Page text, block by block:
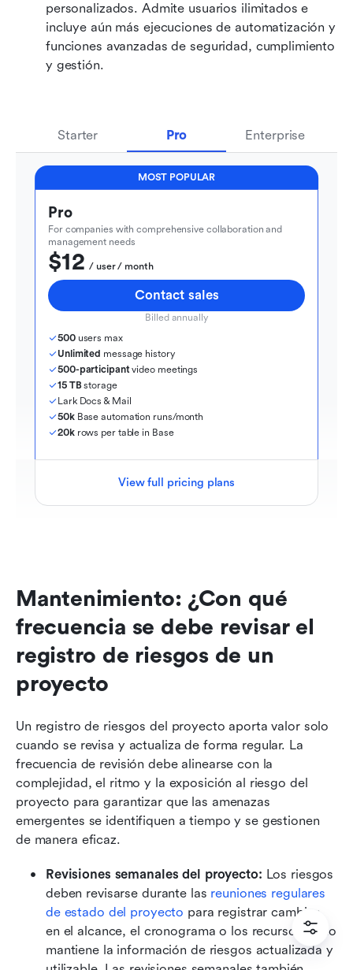
personalizados. Admite usuarios ilimitados e
incluye aún más ejecuciones de automatización y
funciones avanzadas de seguridad, cumplimiento
y gestión.
Starter Pro Enterprise
MOST POPULAR
Pro
For companies with comprehensive collaboration and
management needs
$12
  / user / month
Contact sales
Billed annually
500 users max
Unlimited message history
500-participant video meetings
15 TB storage
Lark Docs & Mail
50k Base automation runs/month
20k rows per table in Base
View full pricing plans
Mantenimiento: ¿Con qué
frecuencia se debe revisar el
registro de riesgos de un
proyecto
Un registro de riesgos del proyecto aporta valor solo
cuando se revisa y actualiza de forma regular. La
frecuencia de revisión debe alinearse con la
complejidad, el ritmo y la exposición al riesgo del
proyecto para garantizar que las amenazas
emergentes se identifiquen a tiempo y se gestionen
de manera eficaz.
Revisiones semanales del proyecto: Los riesgos
deben revisarse durante las reuniones regulares
de estado del proyecto para registrar cambios
en el alcance, el cronograma o los recursos. Esto
mantiene la información de riesgos actualizada y